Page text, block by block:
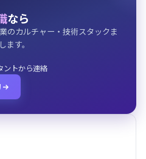
なら
のカルチャー・技術スタックま
ます。
ントから連絡